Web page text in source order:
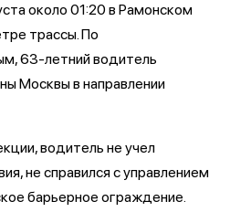
около 01:20 в Рамонском
трассы. По
63-летний водитель
Москвы в направлении
водитель не учел
не справился с управлением
барьерное ограждение.